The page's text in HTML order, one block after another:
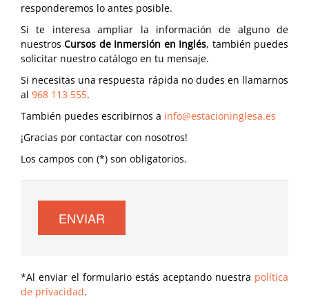
responderemos lo antes posible.
Si te interesa ampliar la información de alguno de
nuestrosCursos de Inmersión en Inglés, también puedes
solicitar nuestro catálogo en tu mensaje.
Si necesitas una respuesta rápida no dudes en llamarnos
al 968 113 555.
También puedes escribirnos a info@estacioninglesa.es
¡Gracias por contactar con nosotros!
Los campos con (*) son obligatorios.
ENVIAR
*Al enviar el formulario estás aceptando nuestra política
de privacidad.